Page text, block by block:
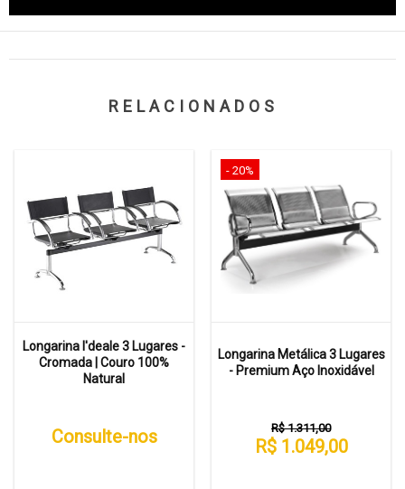
RELACIONADOS
Longarina I'deale 3 Lugares -
Cromada | Couro 100%
Natural
Consulte-nos
- 20%
Longarina Metálica 3 Lugares
- Premium Aço Inoxidável
R$ 1.311,00
R$ 1.049,00